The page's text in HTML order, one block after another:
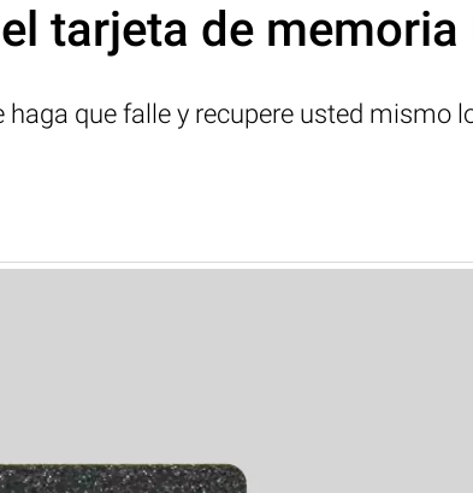
tarjeta de
que falle y recupere usted mismo